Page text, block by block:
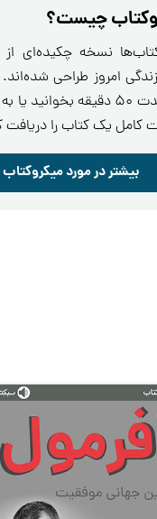
چیست؟
نسخه چکیده‌ای
امروز طراحی
را در مدت ۵۰ دقیقه
کامل یک کتاب را دریافت
بیشتر در مورد میکروکتاب